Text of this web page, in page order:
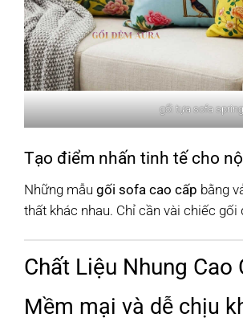
gối tựa sofa
Tạo điểm nhấn tinh tế cho
Những mẫu gối sofa cao cấp bằng
thất khác nhau. Chỉ cần vài chiếc
Chất Liệu Nhung
Mềm mại và dễ chịu